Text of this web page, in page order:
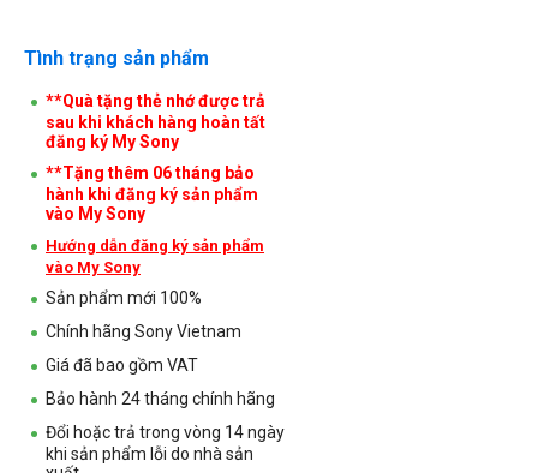
Tình trạng sản phẩm
**Quà tặng thẻ nhớ được trả
sau khi khách hàng hoàn tất
đăng ký My Sony
**Tặng thêm 06 tháng bảo
hành khi đăng ký sản phẩm
vào My Sony
Hướng dẫn đăng ký sản phẩm
vào My Sony
Sản phẩm mới 100%
Chính hãng Sony Vietnam
Giá đã bao gồm VAT
Bảo hành 24 tháng chính hãng
Đổi hoặc trả trong vòng 14 ngày
khi sản phẩm lỗi do nhà sản